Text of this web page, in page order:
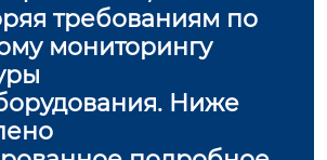
требованиям по
мониторингу
Ниже